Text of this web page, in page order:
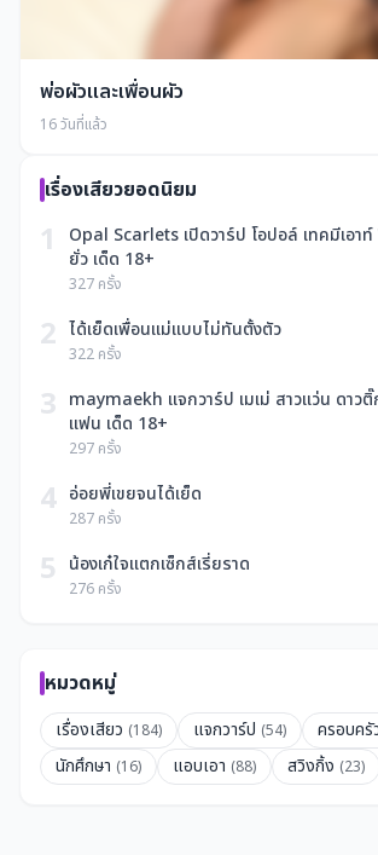
พ่อผัวและเพื่อนผัว
16 วันที่แล้ว
เรื่องเสียวยอดนิยม
1
Opal Scarlets เปิดวาร์ป โอปอล์ เทคมีเอาท์
ยั่ว เด็ด 18+
327 ครั้ง
2 ได้เย็ดเพื่อนแม่แบบไม่ทันตั้งตัว
322 ครั้ง
3 maymaekh แจกวาร์ป เมเม่ สาวแว่น ดาว
แฟน เด็ด 18+
297 ครั้ง
4 อ่อยพี่เขยจนได้เย็ด
287 ครั้ง
5 น้องเก๋ใจแตกเซ็กส์เรี่ยราด
276 ครั้ง
หมวดหมู่
เรื่องเสียว (184) แจกวาร์ป (54) ครอบครั
นักศึกษา (16) แอบเอา (88) สวิงกิ้ง (23)